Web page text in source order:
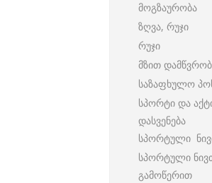
მოგზაურობა
ზღვა, რუჯი
რუჯი
მზით
საზაფხულო
სპორტი და
დასვენება
სპორტული
სპორტული
გამოწერით